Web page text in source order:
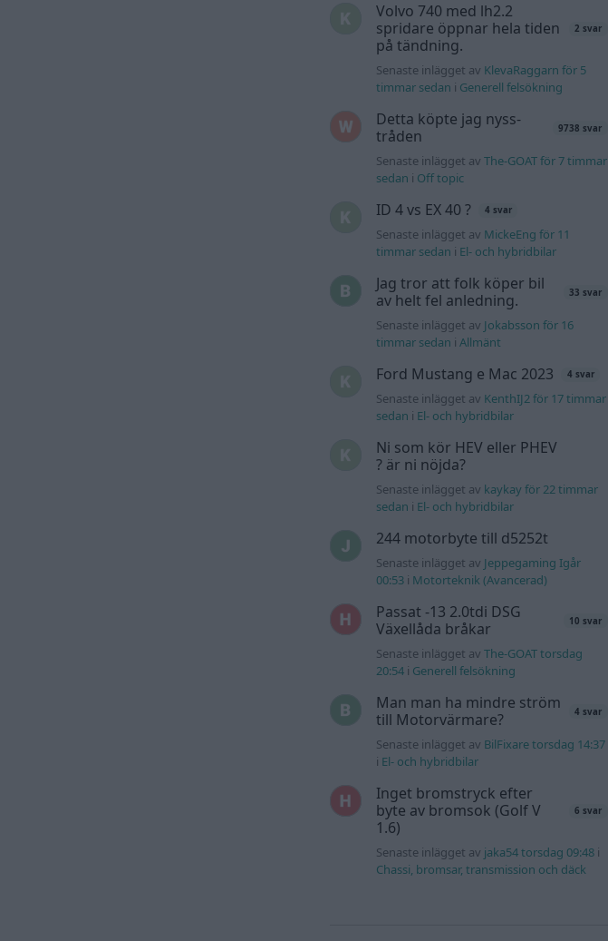
Volvo 740 med lh2.2
spridare öppnar hela tiden
på tändning.
2 svar
Senaste inlägget av KlevaRaggarn för 5
timmar sedan i Generell felsökning
Detta köpte jag nyss-
tråden
9738 svar
Senaste inlägget avThe-GOAT för 7 timmar
sedan i Off topic
ID 4 vs EX 40 ? 4 svar
Senaste inlägget av MickeEng för 11
timmar sedan i El- och hybridbilar
Jag tror att folk köper bil
av helt fel anledning.
33 svar
Senaste inlägget av Jokabsson för 16
timmar sedan iAllmänt
Ford Mustang e Mac 2023 4 svar
Senaste inlägget av KenthIJ2 för 17 timmar
sedan i El- och hybridbilar
Ni som kör HEV eller PHEV
? är ni nöjda?
Senaste inlägget av kaykay för 22 timmar
sedan i El- och hybridbilar
244 motorbyte till d5252t
Senaste inlägget av Jeppegaming Igår
00:53 i Motorteknik (Avancerad)
Passat -13 2.0tdi DSG
Växellåda bråkar
10 svar
Senaste inlägget avThe-GOAT torsdag
20:54 i Generell felsökning
Man man ha mindre ström
till Motorvärmare?
4 svar
Senaste inlägget av BilFixare torsdag 14:37
i El- och hybridbilar
Inget bromstryck efter
byte av bromsok (Golf V
1.6)
6 svar
Senaste inlägget av jaka54 torsdag 09:48 i
Chassi, bromsar, transmission och däck